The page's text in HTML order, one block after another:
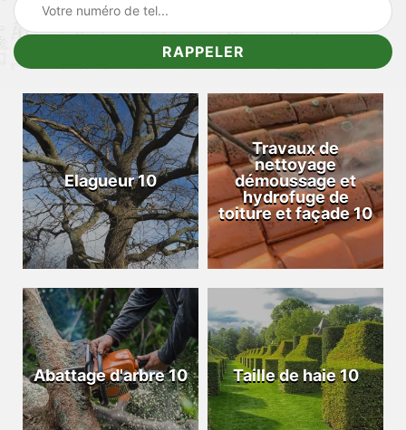
Elagueur 10
Travaux de
nettoyage
démoussage et
hydrofuge de
toiture et façade 10
Abattage d'arbre 10 Taille de haie 10